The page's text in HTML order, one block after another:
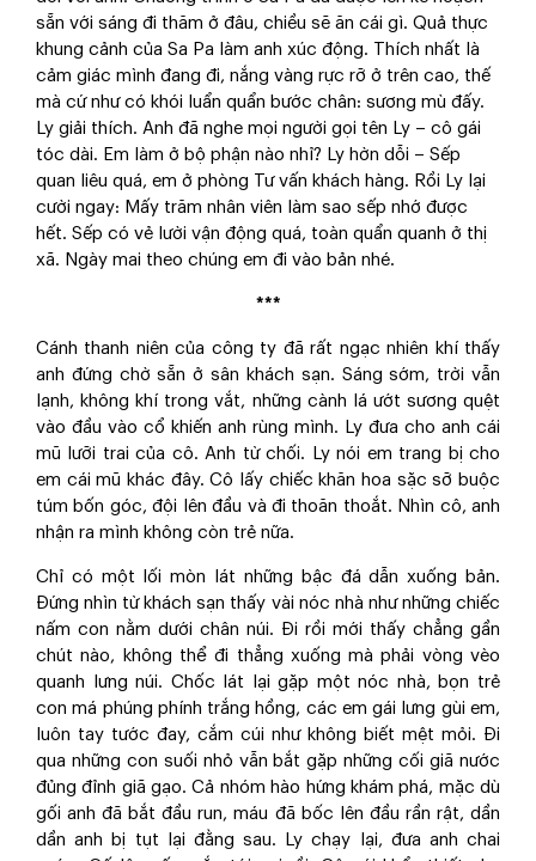
sẵn với sáng đi thăm ở đâu, chiều sẽ ăn cái gì. Quả thực
khung cảnh của Sa Pa làm anh xúc động. Thích nhất là
cảm giác mình đang đi, nắng vàng rực rỡ ở trên cao, thế
mà cứ như có khói luẩn quẩn bước chân: sương mù đấy.
Ly giải thích. Anh đã nghe mọi người gọi tên Ly – cô gái
tóc dài. Em làm ở bộ phận nào nhỉ? Ly hờn dỗi – Sếp
quan liêu quá, em ở phòng Tư vấn khách hàng. Rồi Ly lại
cười ngay: Mấy trăm nhân viên làm sao sếp nhớ được
hết. Sếp có vẻ lười vận động quá, toàn quẩn quanh ở thị
xã. Ngày mai theo chúng em đi vào bản nhé.
***
Cánh thanh niên của công ty đã rất ngạc nhiên khí thấy
anh đứng chờ sẵn ở sân khách sạn. Sáng sớm, trời vẫn
lạnh, không khí trong vắt, những cành lá ướt sương quệt
vào đầu vào cổ khiến anh rùng mình. Ly đưa cho anh cái
mũ lưỡi trai của cô. Anh từ chối. Ly nói em trang bị cho
em cái mũ khác đây. Cô lấy chiếc khăn hoa sặc sỡ buộc
túm bốn góc, đội lên đầu và đi thoăn thoắt. Nhìn cô, anh
nhận ra mình không còn trẻ nữa.
Chỉ có một lối mòn lát những bậc đá dẫn xuống bản.
Đứng nhìn từ khách sạn thấy vài nóc nhà như những chiếc
nấm con nằm dưới chân núi. Đi rồi mới thấy chẳng gần
chút nào, không thể đi thẳng xuống mà phải vòng vèo
quanh lưng núi. Chốc lát lại gặp một nóc nhà, bọn trẻ
con má phúng phính trắng hồng, các em gái lưng gùi em,
luôn tay tước đay, cắm cúi như không biết mệt mỏi. Đi
qua những con suối nhỏ vẫn bắt gặp những cối giã nước
đủng đỉnh giã gạo. Cả nhóm hào hứng khám phá, mặc dù
gối anh đã bắt đầu run, máu đã bốc lên đầu rần rật, dần
dần anh bị tụt lại đằng sau. Ly chạy lại, đưa anh chai